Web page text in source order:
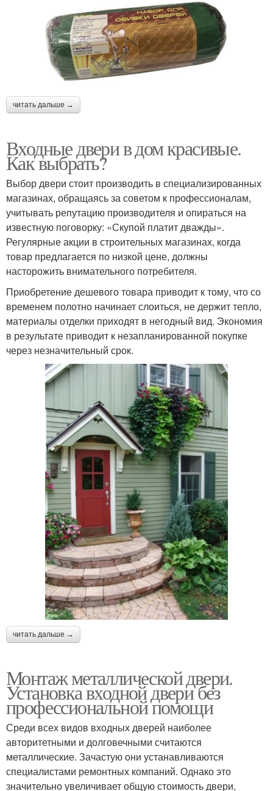
читать дальше →
Входные двери в дом красивые.
Как выбрать?
Выбор двери стоит производить в специализированных
магазинах, обращаясь за советом к профессионалам,
учитывать репутацию производителя и опираться на
известную поговорку: «Скупой платит дважды».
Регулярные акции в строительных магазинах, когда
товар предлагается по низкой цене, должны
насторожить внимательного потребителя.
Приобретение дешевого товара приводит к тому, что со
временем полотно начинает слоиться, не держит тепло,
материалы отделки приходят в негодный вид. Экономия
в результате приводит к незапланированной покупке
через незначительный срок.
читать дальше →
Монтаж металлической двери.
Установка входной двери без
профессиональной помощи
Среди всех видов входных дверей наиболее
авторитетными и долговечными считаются
металлические. Зачастую они устанавливаются
специалистами ремонтных компаний. Однако это
значительно увеличивает общую стоимость двери,